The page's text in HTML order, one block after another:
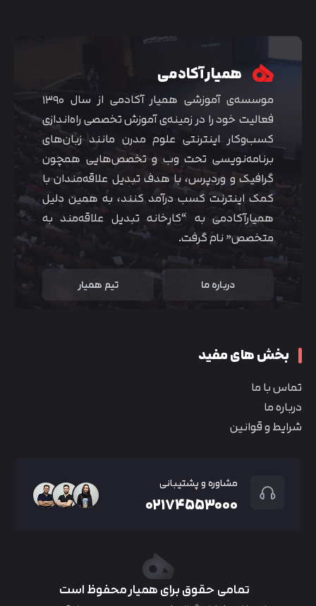
همیار آکادمی
موسسه‌ی آموزشی همیار آکادمی از سال ۱۳۹۰
فعالیت خود را در زمینه‌ی آموزش تخصصی راه‌اندازی
کسب‌و‌کار اینترنتی علوم مدرن مانند زبان‌های
برنامه‌نویسی تحت وب و تخصص‌هایی همچون
گرافیک و وردپرس، با هدف تبدیل علاقه‌مندان با
کمک اینترنت کسب درآمد کنند، به همین دلیل
همیارآکادمی به “کارخانه تبدیل علاقه‌مند به
متخصص” نام گرفت.
درباره ما تیم همیار
بخش های مفید
تماس با ما
درباره ما
شرایط و قوانین
مشاوره و پشتیبانی
۰۲۱۷۴۵۵۳۰۰۰
تمامی حقوق برای همیار محفوظ است
متوجه شدم